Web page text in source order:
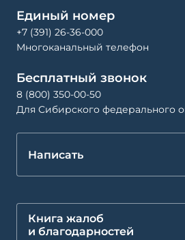
Единый номер
+7 (391) 26-36-000
Многоканальный телефон
Бесплатный звонок
8 (800) 350-00-50
Для Сибирского федерального
Написать
Книга жалоб
и благодарностей